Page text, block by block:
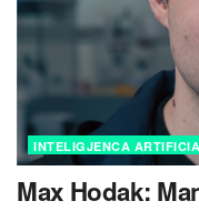
INTELIGJENCA
Max Hodak: